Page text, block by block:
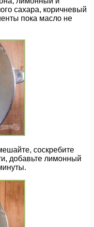
сахара, коричневый
пока масло не
соскребите
добавьте лимонный